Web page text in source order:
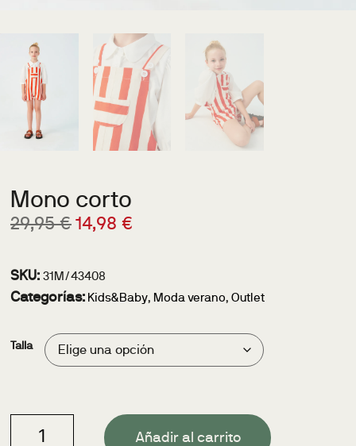
Mono corto
29,95€ 14,98 €
SKU: 31M/43408
Categorías: Kids&Baby, Moda verano, Outlet
Talla
Añadir al carrito